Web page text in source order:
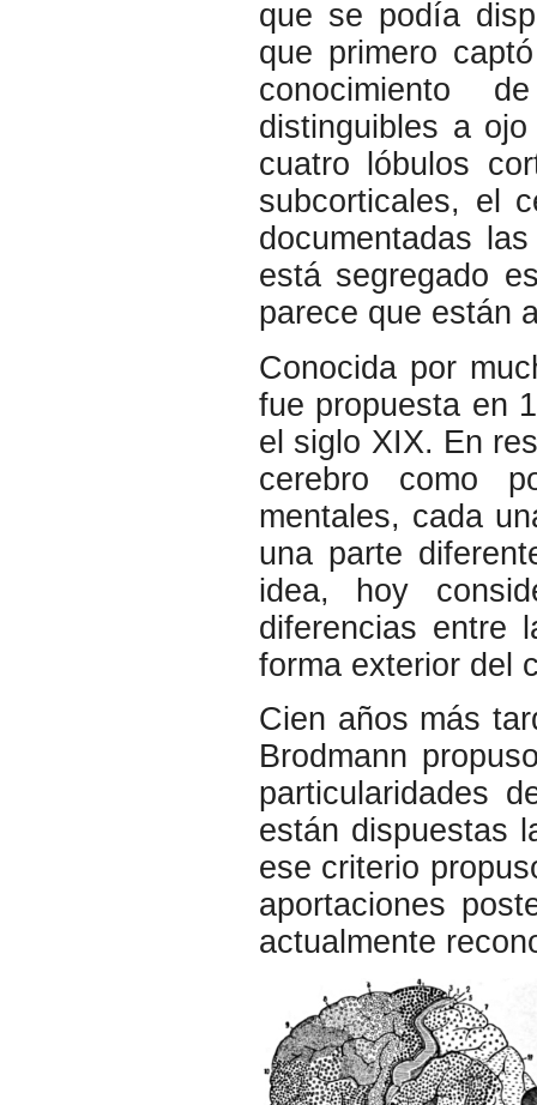
que se podía
que primero
conocimiento
distinguibles a
cuatro lóbulos
subcorticales, el
documentadas
está segregado
parece que están
Conocida por
fue propuesta en
el siglo XIX. En
cerebro como
mentales, cada
una parte
idea, hoy
diferencias entre
forma exterior del
Cien años más
Brodmann
particularidades
están dispuestas
ese criterio
aportaciones
actualmente